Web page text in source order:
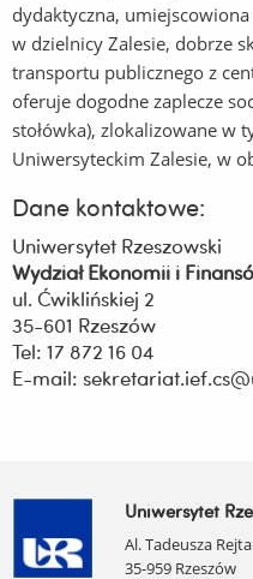
dydaktyczna,
w dzielnicy Zalesie, dobrze
transportu publicznego z
oferuje dogodne zaplecze
stołówka), zlokalizowane w
Uniwersyteckim Zalesie, w
Dane kontaktowe:
Uniwersytet Rzeszowski
Wydział Ekonomii i
ul. Ćwiklińskiej 2
35-601 Rzeszów
Tel: 17 872 16 04
E-mail:
Uniwersytet
Al. Tadeusza
35-959 Rzeszów